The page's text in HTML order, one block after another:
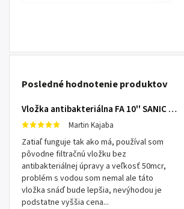
Posledné hodnotenie produktov
Vložka antibakteriálna FA 10'' SANIC SX 25mcr
Martin Kajaba
Zatiaľ funguje tak ako má, používal som
pôvodne filtračnú vložku bez
antibakteriálnej úpravy a veľkosť 50mcr,
problém s vodou som nemal ale táto
vložka snáď bude lepšia, nevýhodou je
podstatne vyššia cena...